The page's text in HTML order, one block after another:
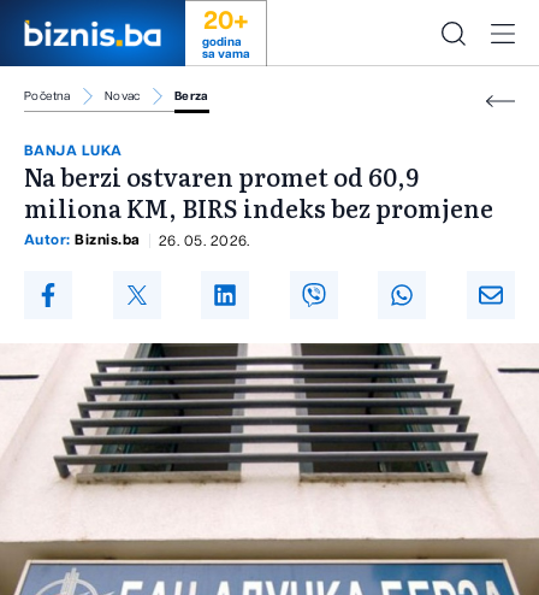
20+
godina
sa vama
Početna Novac Berza
BANJA LUKA
Na berzi ostvaren promet od 60,9
miliona KM, BIRS indeks bez promjene
Autor: Biznis.ba 26. 05. 2026.